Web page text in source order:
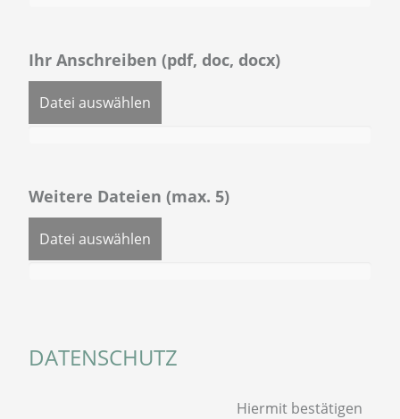
Ihr Anschreiben (pdf, doc, docx)
Datei auswählen
Weitere Dateien (max. 5)
Datei auswählen
DATENSCHUTZ
Hiermit bestätigen